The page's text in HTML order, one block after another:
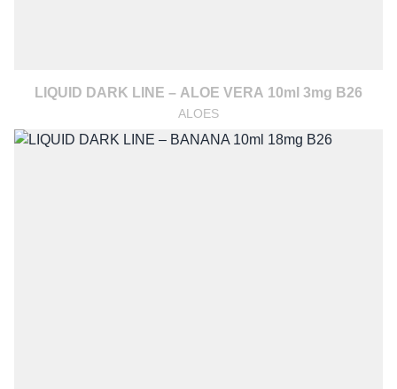
LIQUID DARK LINE – ALOE VERA 10ml 3mg B26
ALOES